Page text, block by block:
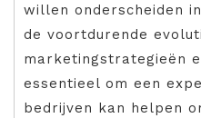
willen onderscheiden
de voortdurende
marketingstrategieën
essentieel om een
bedrijven kan helpen